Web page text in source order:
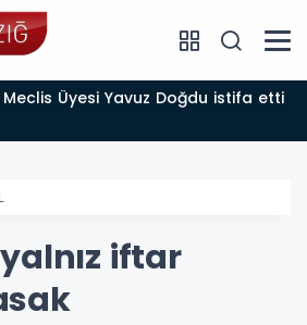
Meclis Üyesi Yavuz Doğdu istifa etti
iftar